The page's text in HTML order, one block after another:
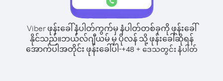
Viber ဖုန်းခေါ်နံပါတ်ကွက်မှ နံပါတ်တစ်ခုကို ဖုန်းခေါ်
နိုင်သည်။ဘယ်လ်ဂျီယမ် မှ ပိုလန် သို့ ဖုန်းခေါ်ဆိုရန်
အောက်ပါအတိုင်း ဖုန်းခေါ်ပါ-+48 + ဒေသတွင်း နံပါတ်